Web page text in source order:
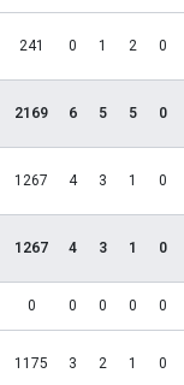
241 0 1 2 0
2169 6 5 5 0
1267 4 3 1 0
1267 4 3 1 0
0 0 0 0 0
1175 3 2 1 0